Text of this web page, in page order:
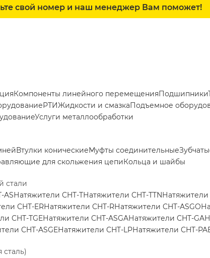
свой номер и наш менеджер Вам поможет!
Компоненты линейного перемещенияПодшипники
РТИЖидкости и смазкаПодъемное
Услуги металлообработки
Втулки коническиеМуфты соединительные
для скольжения цепиКольца и шайбы
стали
ASНатяжители CHT-TНатяжители CHT-TTNНатяжители
CHT-ERНатяжители CHT-RНатяжители CHT-ASGO
CHT-TGEНатяжители CHT-ASGAНатяжители CHT-GA
CHT-ASGEНатяжители CHT-LPНатяжители CHT-